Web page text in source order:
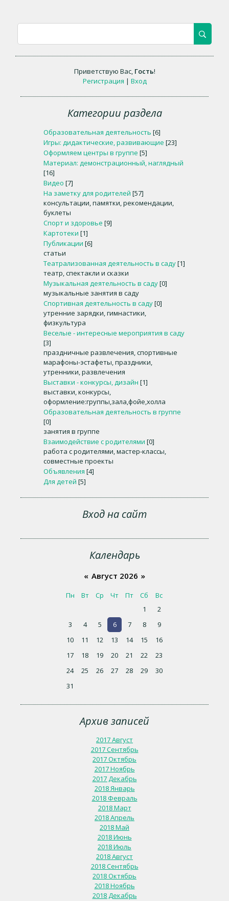
Приветствую Вас, Гость!
Регистрация | Вход
Категории раздела
Образовательная деятельность [6]
Игры: дидактические, развивающие [23]
Оформляем центры в группе [5]
Материал: демонстрационный, наглядный
[16]
Видео [7]
На заметку для родителей [57]
консультации, памятки, рекомендации,
буклеты
Спорт и здоровье [9]
Картотеки [1]
Публикации [6]
статьи
Театрализованная деятельность в саду[1]
театр, спектакли и сказки
Музыкальная деятельность в саду[0]
музыкальные занятия в саду
Спортивная деятельность в саду[0]
утренние зарядки, гимнастики,
физкультура
Веселые - интересные мероприятия в саду
[3]
праздничные развлечения, спортивные
марафоны-эстафеты, праздники,
утренники, развлечения
Выставки - конкурсы, дизайн [1]
выставки, конкурсы,
оформление:группы,зала,фойе,холла
Образовательная деятельность в группе
[0]
занятия в группе
Взаимодействие с родителями [0]
работа с родителями, мастер-классы,
совместные проекты
Объявления [4]
Для детей [5]
Вход на сайт
Календарь
« Август 2026 »
Пн Вт Ср Чт Пт Сб
Вс
1
2
3
4 5 6 7 8
9
10
11 12 13 14 15
16
17
18 19 20 21 22
23
24
25 26 27 28 29
30
31
Архив записей
2017 Август
2017 Сентябрь
2017 Октябрь
2017 Ноябрь
2017 Декабрь
2018 Январь
2018 Февраль
2018 Март
2018 Апрель
2018 Май
2018 Июнь
2018 Июль
2018 Август
2018 Сентябрь
2018 Октябрь
2018 Ноябрь
2018 Декабрь